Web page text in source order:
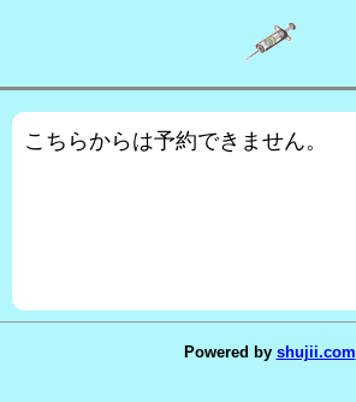
こちらからは予約できません。
Powered by shujii.com